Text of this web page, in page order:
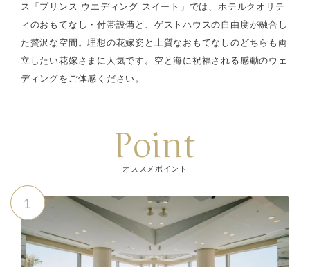
ス「プリンス ウエディング スイート」では、ホテルクオリテ
ィのおもてなし・付帯設備と、ゲストハウスの自由度が融合し
た贅沢な空間。理想の花嫁姿と上質なおもてなしのどちらも両
立したい花嫁さまに人気です。空と海に祝福される感動のウェ
ディングをご体感ください。
Point
オススメポイント
1